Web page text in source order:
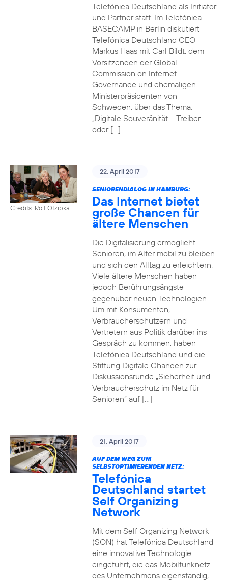
Telefónica Deutschland als Initiator
und Partner statt. Im Telefónica
BASECAMP in Berlin diskutiert
Telefónica Deutschland CEO
Markus Haas mit Carl Bildt, dem
Vorsitzenden der Global
Commission on Internet
Governance und ehemaligen
Ministerpräsidenten von
Schweden, über das Thema:
„Digitale Souveränität – Treiber
oder […]
Credits: Rolf Otzipka
22. April 2017
SENIORENDIALOG IN HAMBURG:
Das Internet bietet
große Chancen für
ältere Menschen
Die Digitalisierung ermöglicht
Senioren, im Alter mobil zu bleiben
und sich den Alltag zu erleichtern.
Viele ältere Menschen haben
jedoch Berührungsängste
gegenüber neuen Technologien.
Um mit Konsumenten,
Verbraucherschützern und
Vertretern aus Politik darüber ins
Gespräch zu kommen, haben
Telefónica Deutschland und die
Stiftung Digitale Chancen zur
Diskussionsrunde „Sicherheit und
Verbraucherschutz im Netz für
Senioren“ auf […]
21. April 2017
AUF DEM WEG ZUM
SELBSTOPTIMIERENDEN NETZ:
Telefónica
Deutschland startet
Self Organizing
Network
Mit dem Self Organizing Network
(SON) hat Telefónica Deutschland
eine innovative Technologie
eingeführt, die das Mobilfunknetz
des Unternehmens eigenständig,